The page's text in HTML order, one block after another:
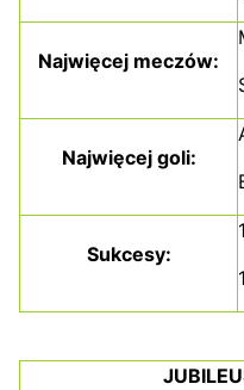
Najwięcej meczów:
Najwięcej goli:
Sukcesy: